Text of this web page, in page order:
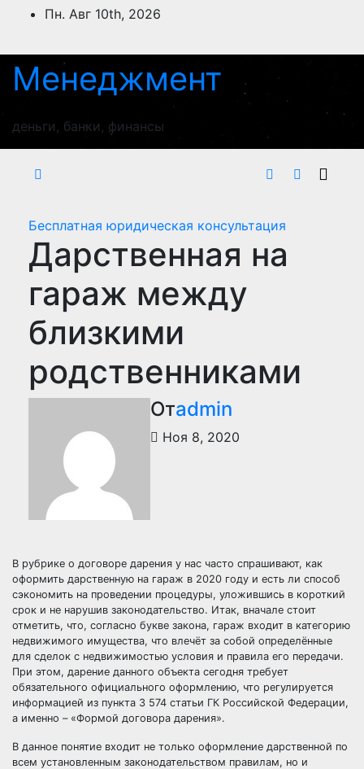
ПерейтиПн. Авг 10th, 2026
Менеджмент
деньги, банки, финансы
Бесплатная юридическая консультация
Дарственная на
гараж между
близкими
родственниками
Отadmin
Ноя 8, 2020
В рубрике о договоре дарения у нас часто спрашивают, как
оформить дарственную на гараж в 2020 году и есть ли способ
сэкономить на проведении процедуры, уложившись в короткий
срок и не нарушив законодательство. Итак, вначале стоит
отметить, что, согласно букве закона, гараж входит в категорию
недвижимого имущества, что влечёт за собой определённые
для сделок с недвижимостью условия и правила его передачи.
При этом, дарение данного объекта сегодня требует
обязательного официального оформлению, что регулируется
информацией из пункта 3 574 статьи ГК Российской Федерации,
а именно – «Формой договора дарения».
В данное понятие входит не только оформление дарственной по
всем установленным законодательством правилам, но и